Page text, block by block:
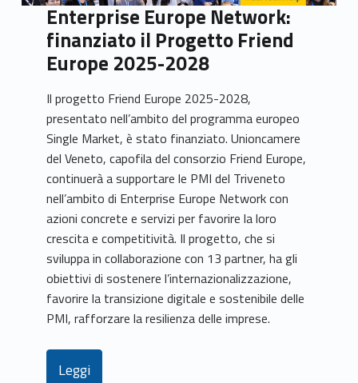
Enterprise Europe Network:
finanziato il Progetto Friend
Europe 2025-2028
Il progetto Friend Europe 2025-2028,
presentato nell’ambito del programma europeo
Single Market, è stato finanziato. Unioncamere
del Veneto, capofila del consorzio Friend Europe,
continuerà a supportare le PMI del Triveneto
nell’ambito di Enterprise Europe Network con
azioni concrete e servizi per favorire la loro
crescita e competitività. Il progetto, che si
sviluppa in collaborazione con 13 partner, ha gli
obiettivi di sostenere l’internazionalizzazione,
favorire la transizione digitale e sostenibile delle
PMI, rafforzare la resilienza delle imprese.
Leggi